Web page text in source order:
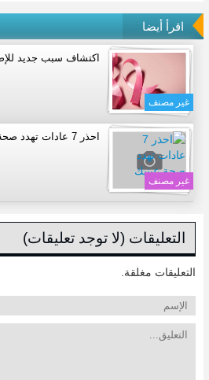
اقرأ أيضا
غير مصنف
اكتشاف سبب جديد
غير مصنف
احذر 7 عادات تهدد صحة عينيك
التعليقات (لا توجد تعليقات)
التعليقات مغلقة.